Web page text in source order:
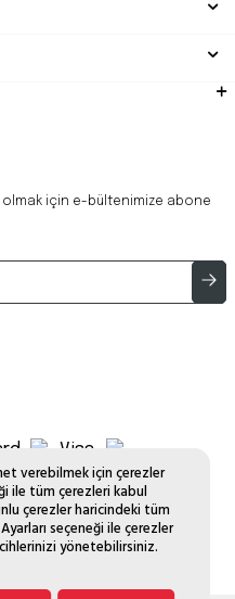
verebilmek için çerezler
ile tüm çerezleri kabul
çerezler haricindeki tüm
seçeneği ile çerezler
yönetebilirsiniz.
için e-bültenimize abone